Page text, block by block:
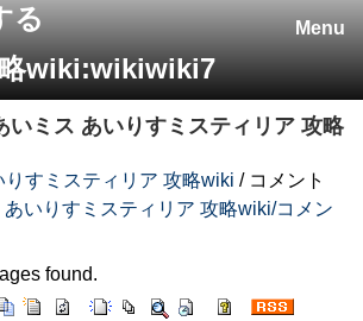
Menu
る
wiki:wikiwiki7
ミス あいりすミスティリア 攻略
りすミスティリア 攻略wiki / コメント
あいりすミスティリア 攻略wiki/コメン
found.